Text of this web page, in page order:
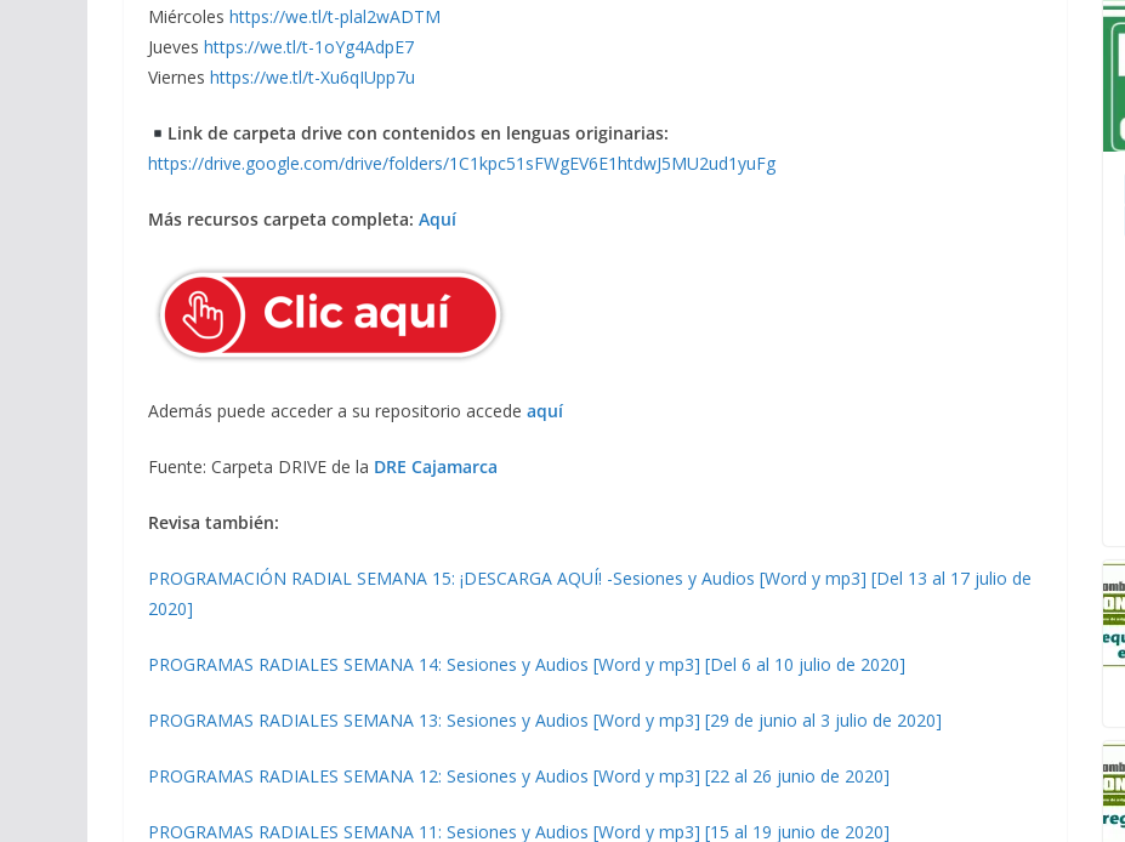
Miércoles https://we.tl/t-plal2wADTM
Jueves https://we.tl/t-1oYg4AdpE7
Viernes https://we.tl/t-Xu6qIUpp7u
Link de carpeta drive con contenidos en lenguas originarias:
https://drive.google.com/drive/folders/1C1kpc51sFWgEV6E1htdwJ5MU2ud1yuFg
Más recursos carpeta completa: Aquí
Además puede acceder a su repositorio accede aquí
Fuente: Carpeta DRIVE de la DRE Cajamarca
Revisa también:
PROGRAMACIÓN RADIAL SEMANA 15: ¡DESCARGA AQUÍ! -Sesiones y Audios [Word y mp3] [Del 13 al 17 julio de
2020]
PROGRAMAS RADIALES SEMANA 14: Sesiones y Audios [Word y mp3] [Del 6 al 10 julio de 2020]
PROGRAMAS RADIALES SEMANA 13: Sesiones y Audios [Word y mp3] [29 de junio al 3 julio de 2020]
PROGRAMAS RADIALES SEMANA 12: Sesiones y Audios [Word y mp3] [22 al 26 junio de 2020]
PROGRAMAS RADIALES SEMANA 11: Sesiones y Audios [Word y mp3] [15 al 19 junio de 2020]